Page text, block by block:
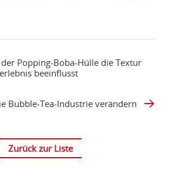
Popping-Boba-Hülle die Textur
beeinflusst
Bubble-Tea-Industrie verändern
Zurück zur Liste